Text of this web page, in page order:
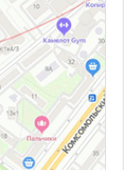
салоне.